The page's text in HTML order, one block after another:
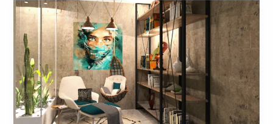
Donner
des
points
de
repos
à
la
perspective
de
votre